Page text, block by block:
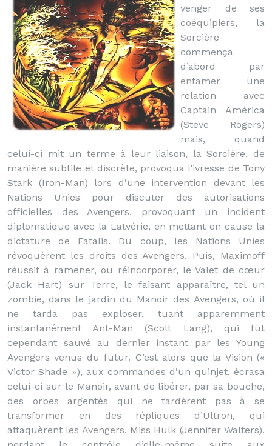
venger de ses
coéquipiers, la
Sorcière
commença
d’abord par
entamer une
relation avec
Captain América
(Steve Rogers)
mais, quand
celui-ci mit un terme à leur liaison, la Sorcière, de
manière subtile et discrète, provoqua l’ivresse de Tony
Stark (Iron-Man) lors d’une intervention devant les
Nations Unies pour discuter des autorisations
officielles des Avengers, provoquant un incident
diplomatique avec la Latvérie, en mettant en cause la
dictature de Fatalis. Du coup, les Nations Unies
révoquèrent les droits des Avengers. Puis, Maximoff
réussit à ramener, ou réincorporer, le Valet de cœur
(Jack Hart) sur Terre, le faisant apparaître, tel un
zombie, dans le jardin du Manoir des Avengers, où il
ne tarda pas exploser, tuant apparemment
instantanément Ant-Man (Scott Lang), qui fut
cependant sauvé au dernier instant par les Young
Avengers venus du futur. C’est alors que la Vision («
Victor Shade »), aux commandes d’un quinjet, écrasa
celui-ci sur le Manoir, avant de libérer, par sa bouche,
des orbes argentés qui ne tardèrent pas à se
transformer en des répliques d’Ultron, qui
attaquèrent les Avengers. Miss Hulk (Jennifer Walters),